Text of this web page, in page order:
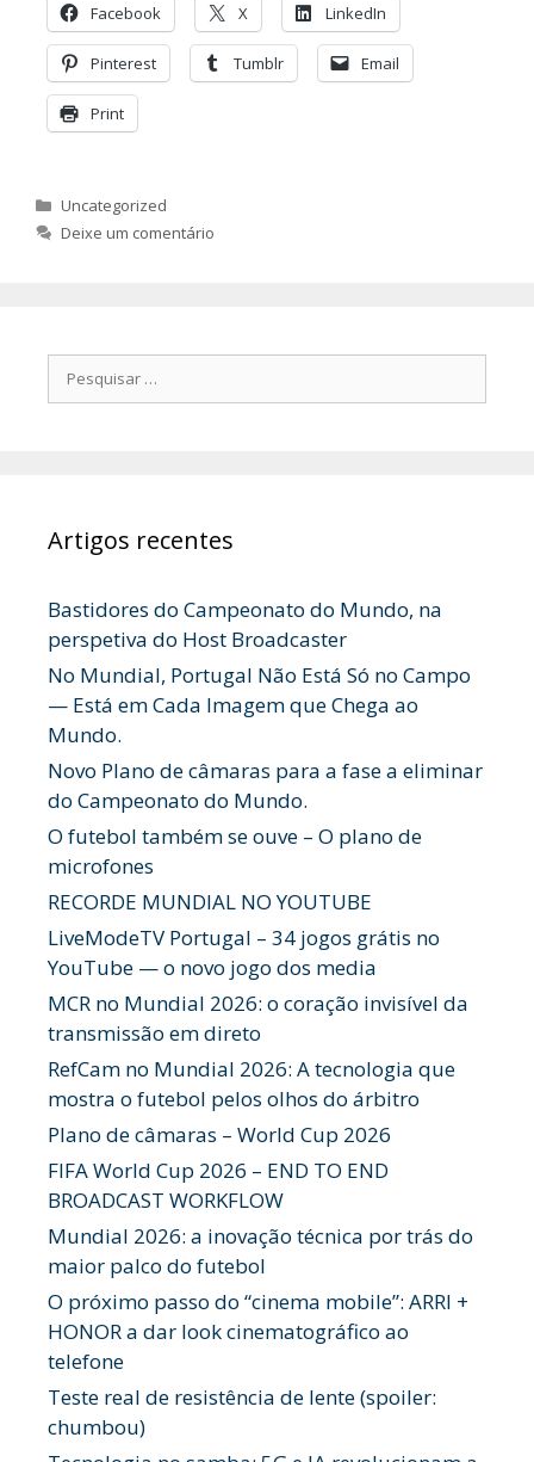
Facebook X LinkedIn
Pinterest Tumblr Email
Print
Categorias
Uncategorized
Deixe um comentário
Pesquisar
por:
Artigos recentes
Bastidores do Campeonato do Mundo, na
perspetiva do Host Broadcaster
No Mundial, Portugal Não Está Só no Campo
— Está em Cada Imagem que Chega ao
Mundo.
Novo Plano de câmaras para a fase a eliminar
do Campeonato do Mundo.
O futebol também se ouve – O plano de
microfones
RECORDE MUNDIAL NO YOUTUBE
LiveModeTV Portugal – 34 jogos grátis no
YouTube — o novo jogo dos media
MCR no Mundial 2026: o coração invisível da
transmissão em direto
RefCam no Mundial 2026: A tecnologia que
mostra o futebol pelos olhos do árbitro
Plano de câmaras – World Cup 2026
FIFA World Cup 2026 – END TO END
BROADCAST WORKFLOW
Mundial 2026: a inovação técnica por trás do
maior palco do futebol
O próximo passo do “cinema mobile”: ARRI +
HONOR a dar look cinematográfico ao
telefone
Teste real de resistência de lente (spoiler:
chumbou)